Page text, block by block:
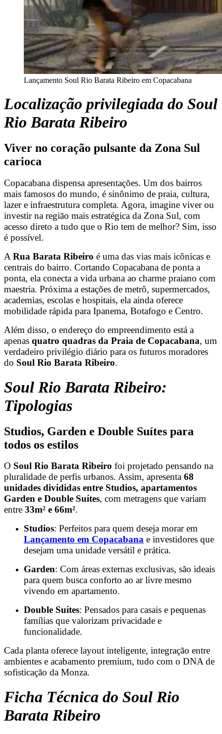
Lançamento Soul Rio Barata Ribeiro em Copacabana
Localização privilegiada do Soul
Rio Barata Ribeiro
Viver no coração pulsante da Zona Sul
carioca
Copacabana dispensa apresentações. Um dos bairros
mais famosos do mundo, é sinônimo de praia, cultura,
lazer e infraestrutura completa. Agora, imagine viver ou
investir na região mais estratégica da Zona Sul, com
acesso direto a tudo que o Rio tem de melhor? Sim, isso
é possível.
A Rua Barata Ribeiro é uma das vias mais icônicas e
centrais do bairro. Cortando Copacabana de ponta a
ponta, ela conecta a vida urbana ao charme praiano com
maestria. Próxima a estações de metrô, supermercados,
academias, escolas e hospitais, ela ainda oferece
mobilidade rápida para Ipanema, Botafogo e Centro.
Além disso, o endereço do empreendimento está a
apenas quatro quadras da Praia de Copacabana, um
verdadeiro privilégio diário para os futuros moradores
do Soul Rio Barata Ribeiro.
Soul Rio Barata Ribeiro:
Tipologias
Studios, Garden e Double Suítes para
todos os estilos
O Soul Rio Barata Ribeiro foi projetado pensando na
pluralidade de perfis urbanos. Assim, apresenta 68
unidades divididas entre Studios, apartamentos
Garden e Double Suítes, com metragens que variam
entre 33m² e 66m².
Studios: Perfeitos para quem deseja morar em
Lançamento em Copacabana e investidores que
desejam uma unidade versátil e prática.
Garden: Com áreas externas exclusivas, são ideais
para quem busca conforto ao ar livre mesmo
vivendo em apartamento.
Double Suítes: Pensados para casais e pequenas
famílias que valorizam privacidade e
funcionalidade.
Cada planta oferece layout inteligente, integração entre
ambientes e acabamento premium, tudo com o DNA de
sofisticação da Monza.
Ficha Técnica do Soul Rio
Barata Ribeiro